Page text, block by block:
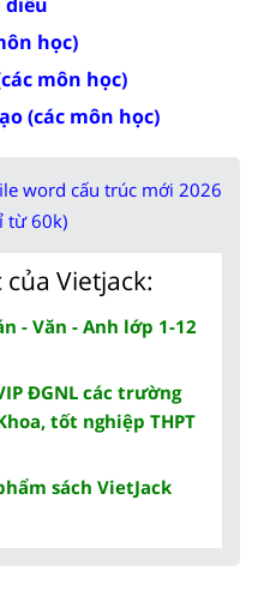
học)
môn học)
(các môn học)
word cấu trúc mới 2026
từ 60k)
Vietjack:
- Văn - Anh lớp 1-12
ĐGNL các trường
tốt nghiệp THPT
sách VietJack